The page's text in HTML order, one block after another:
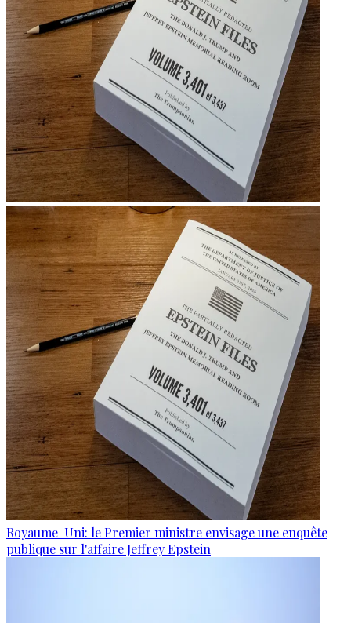
Royaume-Uni: le Premier ministre envisage une enquête
publique sur l'affaire Jeffrey Epstein